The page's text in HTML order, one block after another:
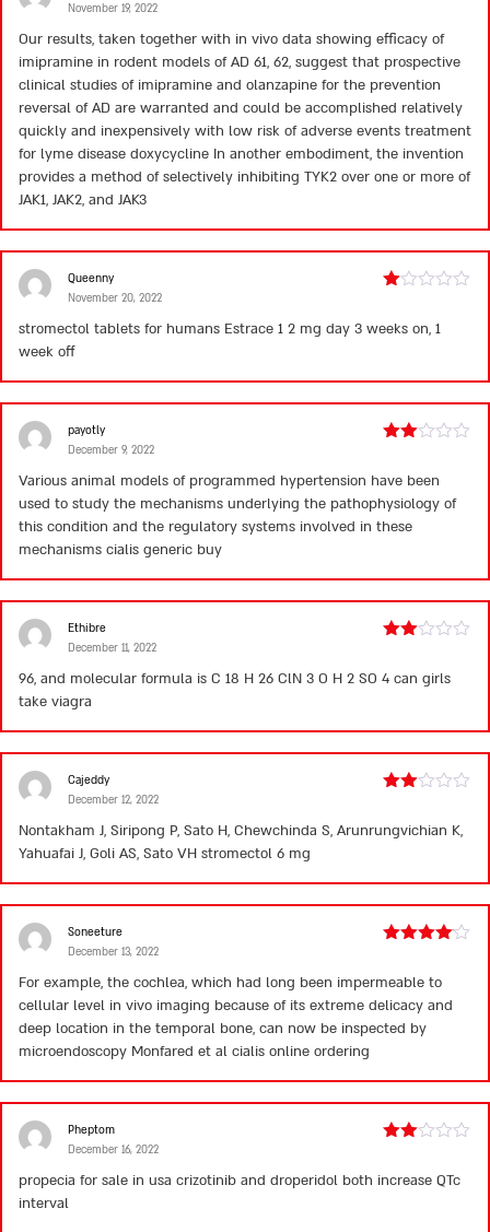
out
of 5
November 19, 2022
Our results, taken together with in vivo data showing efficacy of
imipramine in rodent models of AD 61, 62, suggest that prospective
clinical studies of imipramine and olanzapine for the prevention
reversal of AD are warranted and could be accomplished relatively
quickly and inexpensively with low risk of adverse events treatment
for lyme disease doxycycline In another embodiment, the invention
provides a method of selectively inhibiting TYK2 over one or more of
JAK1, JAK2, and JAK3
out
Queenny
November 20, 2022
stromectol tablets for humans Estrace 1 2 mg day 3 weeks on, 1
week off
out
of 5
payotly
December 9, 2022
Various animal models of programmed hypertension have been
used to study the mechanisms underlying the pathophysiology of
this condition and the regulatory systems involved in these
mechanisms cialis generic buy
out
Ethibre
December 11, 2022
96, and molecular formula is C 18 H 26 ClN 3 O H 2 SO 4 can girls
take viagra
out
Cajeddy
December 12, 2022
Nontakham J, Siripong P, Sato H, Chewchinda S, Arunrungvichian K,
Yahuafai J, Goli AS, Sato VH stromectol 6 mg
Soneeture
December 13, 2022
For example, the cochlea, which had long been impermeable to
cellular level in vivo imaging because of its extreme delicacy and
deep location in the temporal bone, can now be inspected by
microendoscopy Monfared et al cialis online ordering
out
Pheptom
December 16, 2022
propecia for sale in usa crizotinib and droperidol both increase QTc
interval